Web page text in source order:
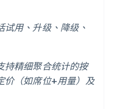
用、升级、降级、
持精细聚合统计的按
价（如席位+用量）及